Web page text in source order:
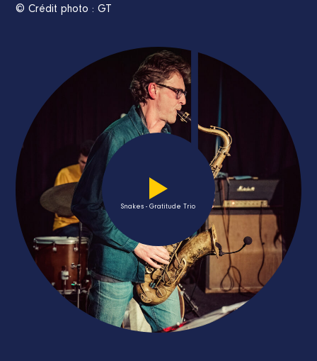
© Crédit photo : GT
Snakes - Gratitude Trio